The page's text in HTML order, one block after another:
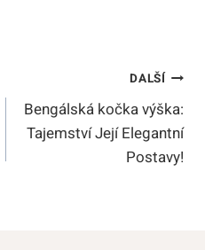
DALŠÍ
Bengálská kočka výška:
Tajemství Její Elegantní
Postavy!